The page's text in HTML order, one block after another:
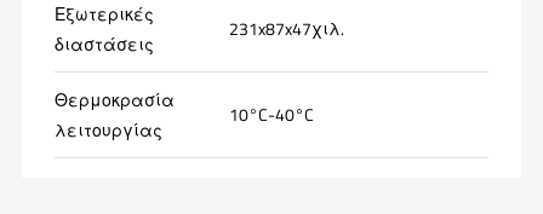
Εξωτερικές
διαστάσεις
231x87x47χιλ.
Θερμοκρασία
λειτουργίας
10°C-40°C